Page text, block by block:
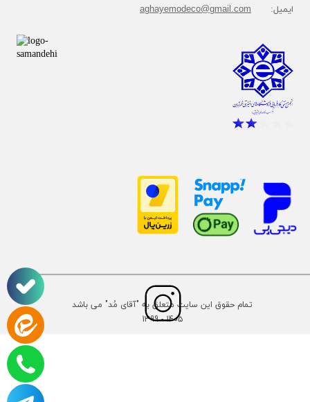
تمام حقوق این سایت متعلق به "آقای مُد" می باشد
14۰۵ - 1399
ایمیل: aghayemodeco@gmail.com